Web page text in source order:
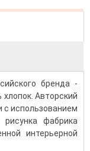
бренда -
Авторский
с использованием
рисунка фабрика
интерьерной